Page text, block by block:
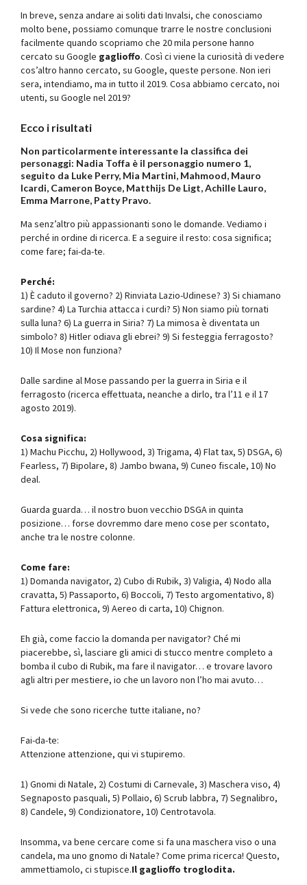
In breve, senza andare ai soliti dati Invalsi, che conosciamo
molto bene, possiamo comunque trarre le nostre conclusioni
facilmente quando scopriamo che 20 mila persone hanno
cercato su Google gaglioffo. Così ci viene la curiosità di vedere
cos’altro hanno cercato, su Google, queste persone. Non ieri
sera, intendiamo, ma in tutto il 2019. Cosa abbiamo cercato, noi
utenti, su Google nel 2019?
Ecco i risultati
Non particolarmente interessante la classifica dei
personaggi: Nadia Toffa è il personaggio numero 1,
seguito da Luke Perry, Mia Martini, Mahmood, Mauro
Icardi, Cameron Boyce, Matthijs De Ligt, Achille Lauro,
Emma Marrone, Patty Pravo.
Ma senz’altro più appassionanti sono le domande. Vediamo i
perché in ordine di ricerca. E a seguire il resto: cosa significa;
come fare; fai-da-te.
Perché:
1) È caduto il governo? 2) Rinviata Lazio-Udinese? 3) Si chiamano
sardine? 4) La Turchia attacca i curdi? 5) Non siamo più tornati
sulla luna? 6) La guerra in Siria? 7) La mimosa è diventata un
simbolo? 8) Hitler odiava gli ebrei? 9) Si festeggia ferragosto?
10) Il Mose non funziona?
Dalle sardine al Mose passando per la guerra in Siria e il
ferragosto (ricerca effettuata, neanche a dirlo, tra l’11 e il 17
agosto 2019).
Cosa significa:
1) Machu Picchu, 2) Hollywood, 3) Trigama, 4) Flat tax, 5) DSGA, 6)
Fearless, 7) Bipolare, 8) Jambo bwana, 9) Cuneo fiscale, 10) No
deal.
Guarda guarda… il nostro buon vecchio DSGA in quinta
posizione… forse dovremmo dare meno cose per scontato,
anche tra le nostre colonne.
Come fare:
1) Domanda navigator, 2) Cubo di Rubik, 3) Valigia, 4) Nodo alla
cravatta, 5) Passaporto, 6) Boccoli, 7) Testo argomentativo, 8)
Fattura elettronica, 9) Aereo di carta, 10) Chignon.
Eh già, come faccio la domanda per navigator? Ché mi
piacerebbe, sì, lasciare gli amici di stucco mentre completo a
bomba il cubo di Rubik, ma fare il navigator… e trovare lavoro
agli altri per mestiere, io che un lavoro non l’ho mai avuto…
Si vede che sono ricerche tutte italiane, no?
Fai-da-te:
Attenzione attenzione, qui vi stupiremo.
1) Gnomi di Natale, 2) Costumi di Carnevale, 3) Maschera viso, 4)
Segnaposto pasquali, 5) Pollaio, 6) Scrub labbra, 7) Segnalibro,
8) Candele, 9) Condizionatore, 10) Centrotavola.
Insomma, va bene cercare come si fa una maschera viso o una
candela, ma uno gnomo di Natale? Come prima ricerca! Questo,
ammettiamolo, ci stupisce.Il gaglioffo troglodita.